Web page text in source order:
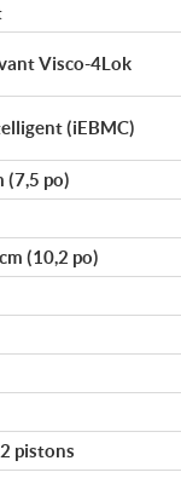
Visco-4Lok
(iEBMC)
(7,5 po)
(10,2 po)
pistons